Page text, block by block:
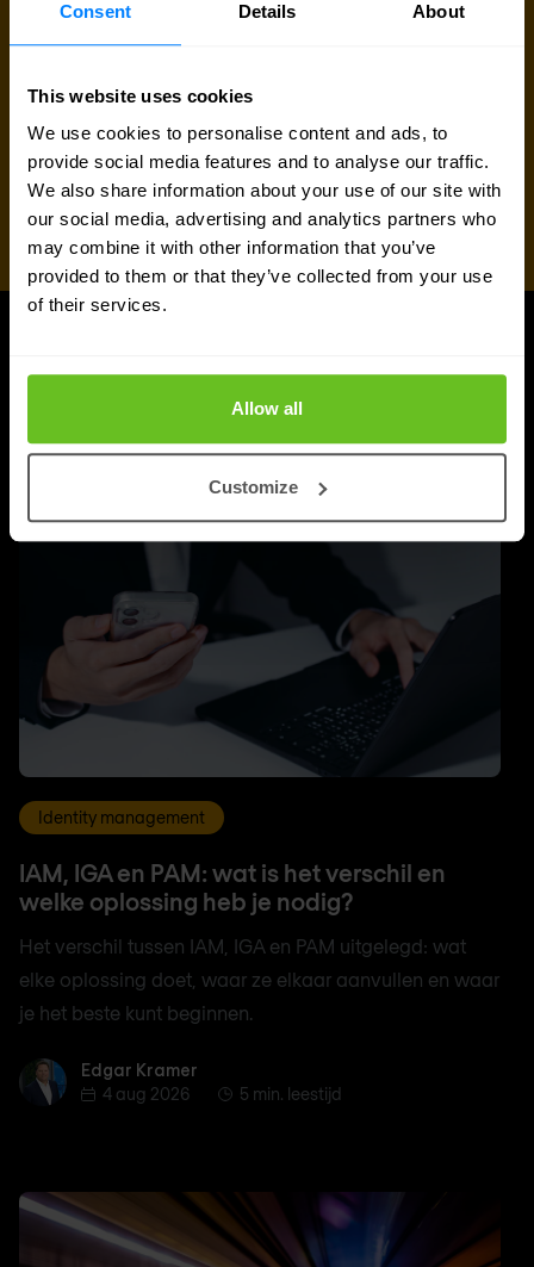
Consent Details About
This website uses cookies
We use cookies to personalise content and ads, to
provide social media features and to analyse our traffic.
We also share information about your use of our site with
our social media, advertising and analytics partners who
may combine it with other information that you’ve
provided to them or that they’ve collected from your use
of their services.
Allow all
Customize
Identity management
IAM, IGA en PAM: wat is het verschil en
welke oplossing heb je nodig?
Het verschil tussen IAM, IGA en PAM uitgelegd: wat
elke oplossing doet, waar ze elkaar aanvullen en waar
je het beste kunt beginnen.
Edgar KramerEdgar Kramer
4 aug 2026
5 min. leestijd